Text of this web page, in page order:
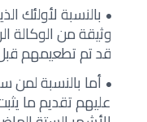
بالنسبة لأولئك
وثيقة من الوكالة
قد تم تطعيمهم قبل 14 يومًا على الأقل من
أما بالنسبة لمن
عليهم تقديم ما